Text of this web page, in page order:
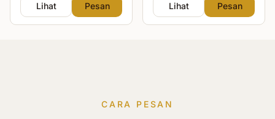
Lihat
Pesan Lihat Pesan
CARA PESAN